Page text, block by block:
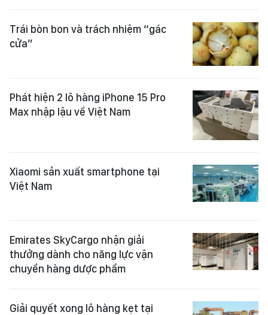
Trái bòn bon và trách nhiệm “gác
cửa”
Phát hiện 2 lô hàng iPhone 15 Pro
Max nhập lậu về Việt Nam
Xiaomi sản xuất smartphone tại
Việt Nam
Emirates SkyCargo nhận giải
thưởng dành cho năng lực vận
chuyển hàng dược phẩm
Giải quyết xong lô hàng kẹt tại